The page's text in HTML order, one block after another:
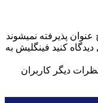
پذیرفته نمیشوند
کنید فینگلیش به
دیگر کاربران